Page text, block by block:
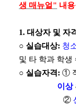
생 매뉴얼 " 내
1. 대상자 및 자
○ 실습대상: 청
및 타 학과 학생
○ 실습자격: ①
이상
②